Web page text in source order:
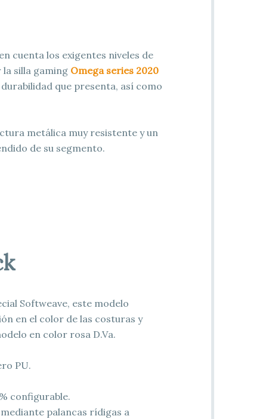
cuenta los exigentes niveles de
silla gaming Omega series 2020
que presenta, así como
metálica muy resistente y un
de su segmento.
Softweave, este modelo
en el color de las costuras y
en color rosa D.Va.
PU.
configurable.
palancas rídigas a